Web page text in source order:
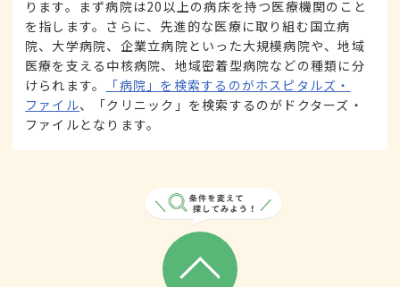
ります。まず病院は20以上の病床を持つ医療機関のこと
を指します。さらに、先進的な医療に取り組む国立病
院、大学病院、企業立病院といった大規模病院や、地域
医療を支える中核病院、地域密着型病院などの種類に分
けられます。
「病院」を検索するのがホスピタルズ・
ファイル、「クリニック」を検索するのがドクターズ・
ファイルとなります。